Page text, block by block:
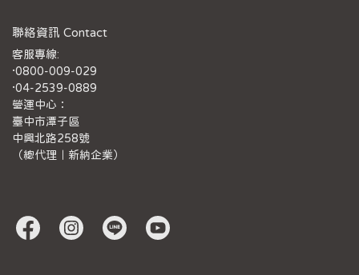
聯絡資訊 Contact
客服專線:
·0800-009-029
·04-2539-0889
營運中心：
臺中市潭子區
中興北路258號
（總代理｜新納企業）